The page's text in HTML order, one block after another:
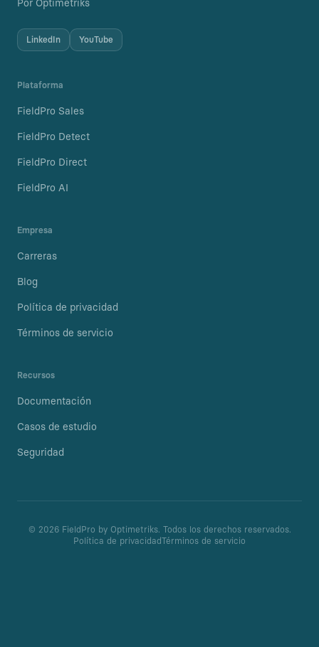
Por Optimetriks
LinkedIn YouTube
Plataforma
FieldPro Sales
FieldPro Detect
FieldPro Direct
FieldPro AI
Empresa
Carreras
Blog
Política de privacidad
Términos de servicio
Recursos
Documentación
Casos de estudio
Seguridad
© 2026FieldPro by Optimetriks.
Todos los derechos reservados.
Política de privacidad
Términos de servicio